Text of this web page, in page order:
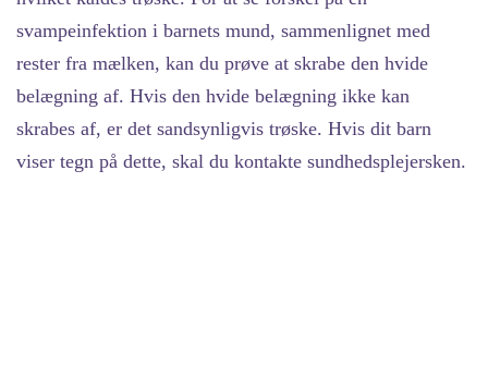
svampeinfektion i barnets mund, sammenlignet med
rester fra mælken, kan du prøve at skrabe den hvide
belægning af. Hvis den hvide belægning ikke kan
skrabes af, er det sandsynligvis trøske. Hvis dit barn
viser tegn på dette, skal du kontakte sundhedsplejersken.